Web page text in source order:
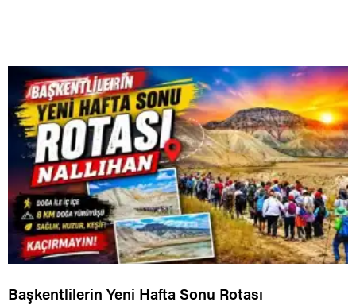
Başkentlilerin Yeni Hafta Sonu Rotası